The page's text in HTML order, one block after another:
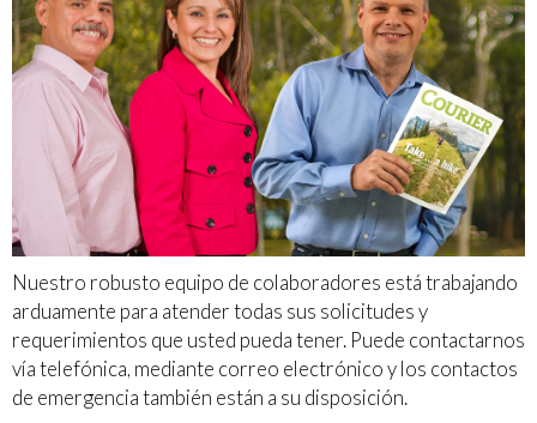
Nuestro robusto equipo de colaboradores está trabajando
arduamente para atender todas sus solicitudes y
requerimientos que usted pueda tener. Puede contactarnos
vía telefónica, mediante correo electrónico y los contactos
de emergencia también están a su disposición.